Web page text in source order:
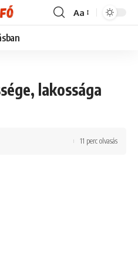
Font
Aa
lakossága
11 perc olvasás